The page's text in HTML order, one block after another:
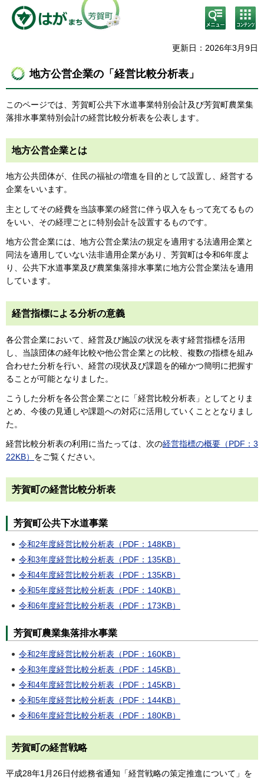
検
索・
メニ
コン
テン
ニュ
更新日：2026年3月9日
地方公営企業の「経営比較分析表」
このページでは、芳賀町公共下水道事業特別会計及び芳賀町農業集
落排水事業特別会計の経営比較分析表を公表します。
地方公営企業とは
地方公共団体が、住民の福祉の増進を目的として設置し、経営する
企業をいいます。
主としてその経費を当該事業の経営に伴う収入をもって充てるもの
をいい、その経理ごとに特別会計を設置するものです。
地方公営企業には、地方公営企業法の規定を適用する法適用企業と
同法を適用していない法非適用企業があり、芳賀町は令和6年度よ
り、公共下水道事業及び農業集落排水事業に地方公営企業法を適用
しています。
経営指標による分析の意義
各公営企業において、経営及び施設の状況を表す経営指標を活用
し、当該団体の経年比較や他公営企業との比較、複数の指標を組み
合わせた分析を行い、経営の現状及び課題を的確かつ簡明に把握す
ることが可能となりました。
こうした分析を各公営企業ごとに「経営比較分析表」としてとりま
とめ、今後の見通しや課題への対応に活用していくこととなりまし
た。
経営比較分析表の利用に当たっては、次の経営指標の概要（PDF：3
22KB） をご覧ください。
芳賀町の経営比較分析表
芳賀町公共下水道事業
令和2年度経営比較分析表（PDF：148KB）
令和3年度経営比較分析表（PDF：135KB）
令和4年度経営比較分析表（PDF：135KB）
令和5年度経営比較分析表（PDF：140KB）
令和6年度経営比較分析表（PDF：173KB）
芳賀町農業集落排水事業
令和2年度経営比較分析表（PDF：160KB）
令和3年度経営比較分析表（PDF：145KB）
令和4年度経営比較分析表（PDF：145KB）
令和5年度経営比較分析表（PDF：144KB）
令和6年度経営比較分析表（PDF：180KB）
芳賀町の経営戦略
平成28年1月26日付総務省通知「経営戦略の策定推進について」を